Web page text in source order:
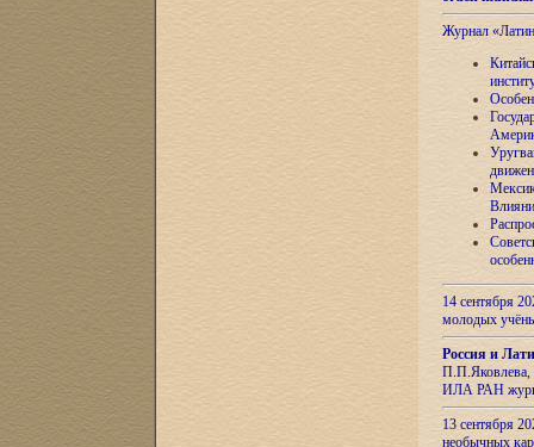
Журнал
14 сентября
молодых
Россия и
П.П.Яковлева,
ИЛА РАН
13 сентября
необычных